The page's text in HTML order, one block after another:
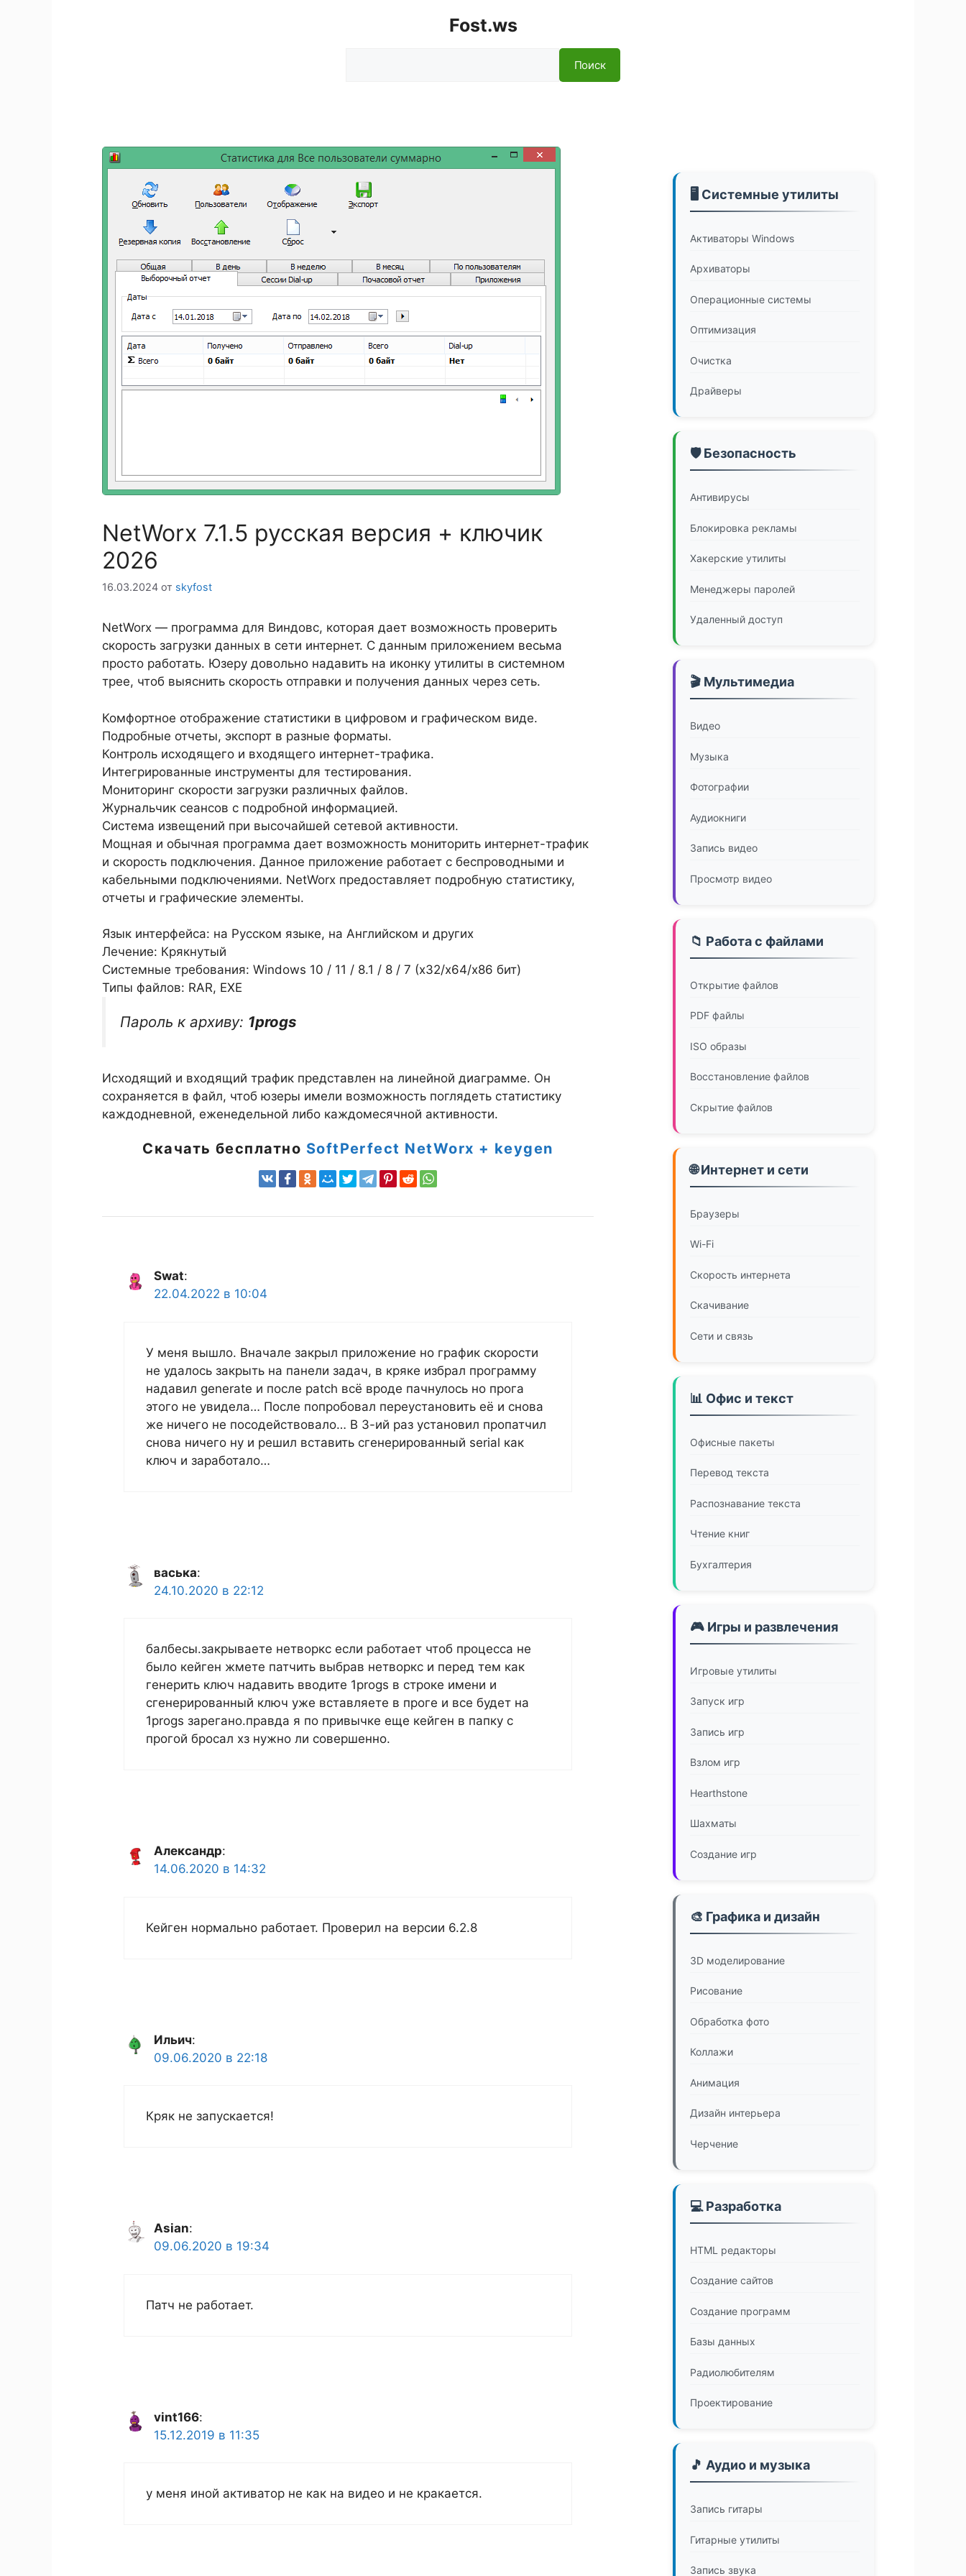
Fost.ws
Поиск
NetWorx 7.1.5 русская версия + ключик
2026
16.03.2024 от skyfost
NetWorx — программа для Виндовс, которая дает возможность проверить
скорость загрузки данных в сети интернет. С данным приложением весьма
просто работать. Юзеру довольно надавить на иконку утилиты в системном
трее, чтоб выяснить скорость отправки и получения данных через сеть.
Комфортное отображение статистики в цифровом и графическом виде.
Подробные отчеты, экспорт в разные форматы.
Контроль исходящего и входящего интернет-трафика.
Интегрированные инструменты для тестирования.
Мониторинг скорости загрузки различных файлов.
Журнальчик сеансов с подробной информацией.
Система извещений при высочайшей сетевой активности.
Мощная и обычная программа дает возможность мониторить интернет-трафик
и скорость подключения. Данное приложение работает с беспроводными и
кабельными подключениями. NetWorx предоставляет подробную статистику,
отчеты и графические элементы.
Язык интерфейса: на Русском языке, на Английском и других
Лечение: Крякнутый
Системные требования: Windows 10 / 11 / 8.1 / 8 / 7 (х32/x64/x86 бит)
Типы файлов: RAR, EXE
Пароль к архиву: 1progs
Исходящий и входящий трафик представлен на линейной диаграмме. Он
сохраняется в файл, чтоб юзеры имели возможность поглядеть статистику
каждодневной, еженедельной либо каждомесячной активности.
Скачать бесплатно SoftPerfect NetWorx + keygen
Swat:
22.04.2022 в 10:04
У меня вышло. Вначале закрыл приложение но график скорости
не удалось закрыть на панели задач, в кряке избрал программу
надавил generate и после patch всё вроде пачнулось но прога
этого не увидела… После попробовал переустановить её и снова
же ничего не посодействовало… В 3-ий раз установил пропатчил
снова ничего ну и решил вставить сгенерированный serial как
ключ и заработало…
васька:
24.10.2020 в 22:12
балбесы.закрываете нетворкс если работает чтоб процесса не
было кейген жмете патчить выбрав нетворкс и перед тем как
генерить ключ надавить вводите 1progs в строке имени и
сгенерированный ключ уже вставляете в проге и все будет на
1progs зарегано.правда я по привычке еще кейген в папку с
прогой бросал хз нужно ли совершенно.
Александр:
14.06.2020 в 14:32
Кейген нормально работает. Проверил на версии 6.2.8
Ильич:
09.06.2020 в 22:18
Кряк не запускается!
Asian:
09.06.2020 в 19:34
Патч не работает.
vint166:
15.12.2019 в 11:35
у меня иной активатор не как на видео и не кракается.
🖥️ Системные утилиты
Активаторы Windows
Архиваторы
Операционные системы
Оптимизация
Очистка
Драйверы
🛡️ Безопасность
Антивирусы
Блокировка рекламы
Хакерские утилиты
Менеджеры паролей
Удаленный доступ
🎬 Мультимедиа
Видео
Музыка
Фотографии
Аудиокниги
Запись видео
Просмотр видео
📁 Работа с файлами
Открытие файлов
PDF файлы
ISO образы
Восстановление файлов
Скрытие файлов
🌐 Интернет и сети
Браузеры
Wi-Fi
Скорость интернета
Скачивание
Сети и связь
📊 Офис и текст
Офисные пакеты
Перевод текста
Распознавание текста
Чтение книг
Бухгалтерия
🎮 Игры и развлечения
Игровые утилиты
Запуск игр
Запись игр
Взлом игр
Hearthstone
Шахматы
Создание игр
🎨 Графика и дизайн
3D моделирование
Рисование
Обработка фото
Коллажи
Анимация
Дизайн интерьера
Черчение
💻 Разработка
HTML редакторы
Создание сайтов
Создание программ
Базы данных
Радиолюбителям
Проектирование
🎵 Аудио и музыка
Запись гитары
Гитарные утилиты
Запись звука